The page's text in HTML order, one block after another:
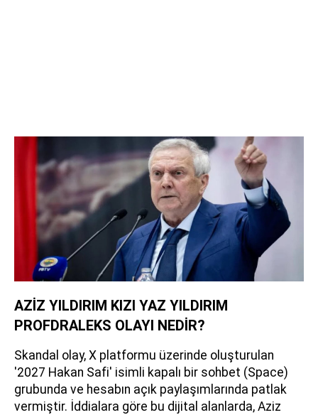
AZİZ YILDIRIM KIZI YAZ YILDIRIM
PROFDRALEKS OLAYI NEDİR?
Skandal olay, X platformu üzerinde oluşturulan
'2027 Hakan Safi' isimli kapalı bir sohbet (Space)
grubunda ve hesabın açık paylaşımlarında patlak
vermiştir. İddialara göre bu dijital alanlarda, Aziz